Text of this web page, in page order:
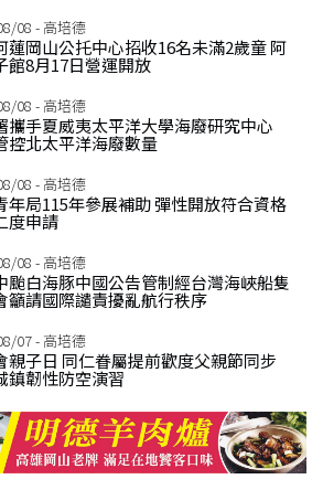
08 - 高培德
蓮岡山公托中心招收16名未滿2歲童 阿
館8月17日營運開放
08 - 高培德
攜手夏威夷太平洋大學海廢研究中心
控北太平洋海廢數量
08 - 高培德
年局115年參展補助 彈性開放符合資格
度申請
08 - 高培德
颱白海豚中國公告管制經台灣海峽船隻
籲請國際譴責擾亂航行秩序
07 - 高培德
親子日 同仁眷屬提前歡度父親節同步
鎮韌性防空演習